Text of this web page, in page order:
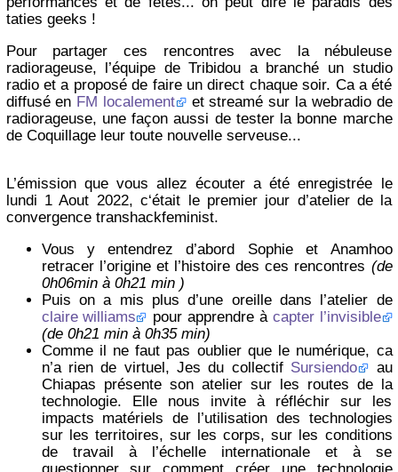
taties geeks !
Pour partager ces rencontres avec la nébuleuse
radiorageuse, l’équipe de Tribidou a branché un studio
radio et a proposé de faire un direct chaque soir. Ca a été
diffusé en FM localement
et streamé sur la webradio de
radiorageuse, une façon aussi de tester la bonne marche
de Coquillage leur toute nouvelle serveuse...
L’émission que vous allez écouter a été enregistrée le
lundi 1 Aout 2022, c‘était le premier jour d’atelier de la
convergence transhackfeminist.
Vous y entendrez d’abord Sophie et Anamhoo
retracer l’origine et l’histoire des ces rencontres (de
0h06min à 0h21 min )
Puis on a mis plus d’une oreille dans l’atelier de
claire williams
pour apprendre à capter l’invisible
(de 0h21 min à 0h35 min)
Comme il ne faut pas oublier que le numérique, ca
n’a rien de virtuel, Jes du collectif Sursiendo
au
Chiapas présente son atelier sur les routes de la
technologie. Elle nous invite à réfléchir sur les
impacts matériels de l’utilisation des technologies
sur les territoires, sur les corps, sur les conditions
de travail à l’échelle internationale et à se